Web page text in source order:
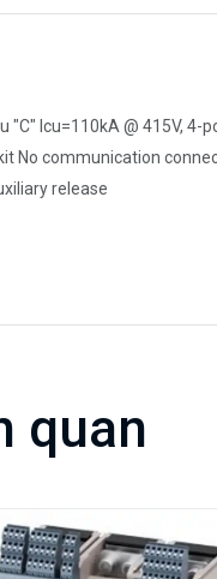
Icu=110kA @ 415V, 4-
No communication
release
quan